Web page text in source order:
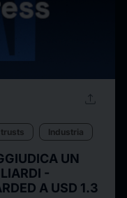
upload
Industria
UN
-
A USD 1.3